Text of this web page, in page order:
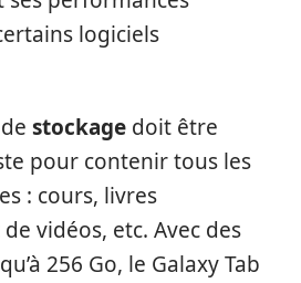
logiciels
stockage doit être
pour contenir tous les
: cours, livres
vidéos, etc. Avec des
256 Go, le Galaxy Tab